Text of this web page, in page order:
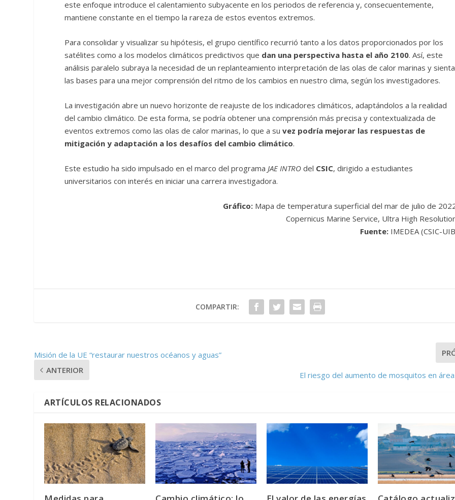
este enfoque introduce el calentamiento subyacente en los periodos de referencia y, consecuentemente,
mantiene constante en el tiempo la rareza de estos eventos extremos.
Para consolidar y visualizar su hipótesis, el grupo científico recurrió tanto a los datos proporcionados por los
satélites como a los modelos climáticos predictivos que dan una perspectiva hasta el año 2100. Así, este
análisis paralelo subraya la necesidad de un replanteamiento interpretación de las olas de calor marinas y sienta
las bases para una mejor comprensión del ritmo de los cambios en nuestro clima, según los investigadores.
La investigación abre un nuevo horizonte de reajuste de los indicadores climáticos, adaptándolos a la realidad
del cambio climático. De esta forma, se podría obtener una comprensión más precisa y contextualizada de
eventos extremos como las olas de calor marinas, lo que a suvez podría mejorar las respuestas de
mitigación y adaptación a los desafíos del cambio climático.
Este estudio ha sido impulsado en el marco del programaJAE INTRO del CSIC, dirigido a estudiantes
universitarios con interés en iniciar una carrera investigadora.
Gráfico: Mapa de temperatura superficial del mar de julio de
Copernicus Marine Service, Ultra High
Fuente: IMEDEA (CSIC-
COMPARTIR:
Misión de la UE “restaurar nuestros océanos y aguas”
ANTERIOR
El riesgo del aumento de mosquitos en
ARTÍCULOS RELACIONADOS